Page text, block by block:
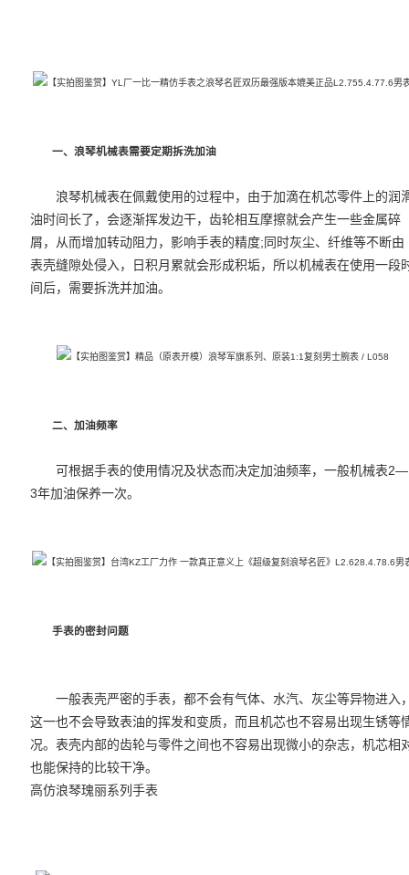
一、浪琴机械表需要定期拆洗加油
浪琴机械表在佩戴使用的过程中，由于加滴在机芯零件上的润
油时间长了，会逐渐挥发边干，齿轮相互摩擦就会产生一些金属碎
屑，从而增加转动阻力，影响手表的精度;同时灰尘、纤维等不断由
表壳缝隙处侵入，日积月累就会形成积垢，所以机械表在使用一段
间后，需要拆洗并加油。
二、加油频率
可根据手表的使用情况及状态而决定加油频率，一般机械表2—
3年加油保养一次。
手表的密封问题
一般表壳严密的手表，都不会有气体、水汽、灰尘等异物进入
这一也不会导致表油的挥发和变质，而且机芯也不容易出现生锈等
况。表壳内部的齿轮与零件之间也不容易出现微小的杂志，机芯相
也能保持的比较干净。
高仿浪琴瑰丽系列手表